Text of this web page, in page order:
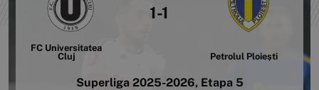
FC Universitatea
Cluj
1-1
Petrolul Ploiești
Superliga 2025-2026, Etapa 5